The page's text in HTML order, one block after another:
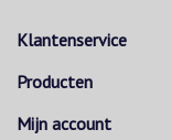
Klantenservice
Producten
Mijn account